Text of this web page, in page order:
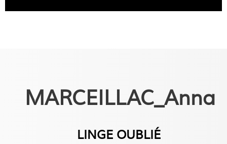
MARCEILLAC_Anna
LINGE OUBLIÉ